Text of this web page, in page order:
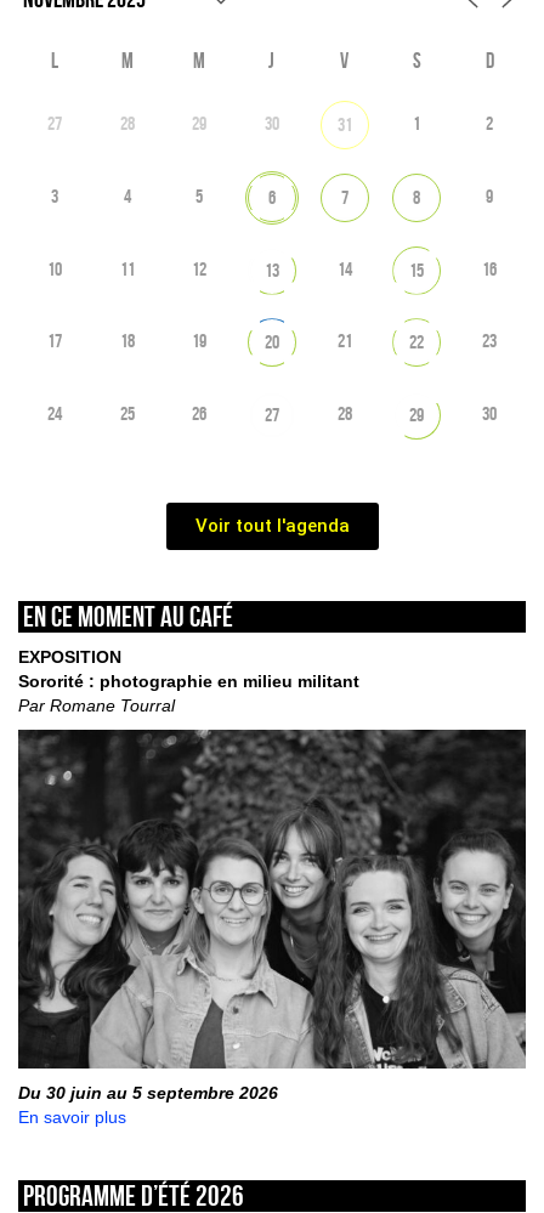
L M M J V S D
27 28 29 30 31 1 2
3 4 5 6 7 8 9
10 11 12 13 14 15 16
17 18 19 20 21 22 23
24 25 26 27 28 29 30
Voir tout l'agenda
En ce moment au café
EXPOSITION
Sororité : photographie en milieu militant
Par Romane Tourral
Du 30 juin au 5 septembre 2026
En savoir plus
Programme d’été 2026